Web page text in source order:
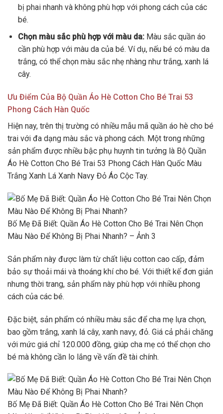
bị phai nhanh và không phù hợp với phong cách của các
bé.
Chọn màu sắc phù hợp với màu da:Màu sắc quần áo
cần phù hợp với màu da của bé. Ví dụ, nếu bé có màu da
trắng, có thể chọn màu sắc nhẹ nhàng như trắng, xanh lá
cây.
Ưu Điểm Của Bộ Quần Áo Hè Cotton Cho Bé Trai 53
Phong Cách Hàn Quốc
Hiện nay, trên thị trường có nhiều mẫu mã quần áo hè cho bé
trai với đa dạng màu sắc và phong cách. Một trong những
sản phẩm được nhiều bậc phụ huynh tin tưởng là Bộ Quần
Áo Hè Cotton Cho Bé Trai 53 Phong Cách Hàn Quốc Màu
Trắng Xanh Lá Xanh Navy Đỏ Áo Cộc Tay.
Bố Mẹ Đã Biết: Quần Áo Hè Cotton Cho Bé Trai Nên Chọn
Màu Nào Để Không Bị Phai Nhanh? – Ảnh 3
Sản phẩm này được làm từ chất liệu cotton cao cấp, đảm
bảo sự thoải mái và thoáng khí cho bé. Với thiết kế đơn giản
nhưng thời trang, sản phẩm này phù hợp với nhiều phong
cách của các bé.
Đặc biệt, sản phẩm có nhiều màu sắc để cha mẹ lựa chọn,
bao gồm trắng, xanh lá cây, xanh navy, đỏ. Giá cả phải chăng
với mức giá chỉ 120.000 đồng, giúp cha mẹ có thể chọn cho
bé mà không cần lo lắng về vấn đề tài chính.
Bố Mẹ Đã Biết: Quần Áo Hè Cotton Cho Bé Trai Nên Chọn